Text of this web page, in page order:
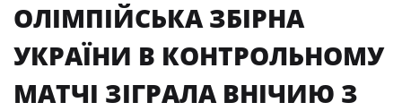
ОЛІМПІЙСЬКА ЗБІРНА
УКРАЇНИ В КОНТРОЛЬНОМУ
МАТЧІ ЗІГРАЛА ВНІЧИЮ З